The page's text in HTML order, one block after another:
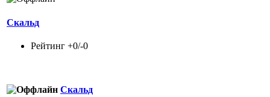
Скальд
Рейтинг +0/-0
Скальд